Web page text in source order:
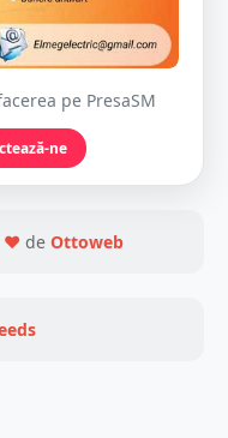
pe PresaSM
ne
❤ de Ottoweb